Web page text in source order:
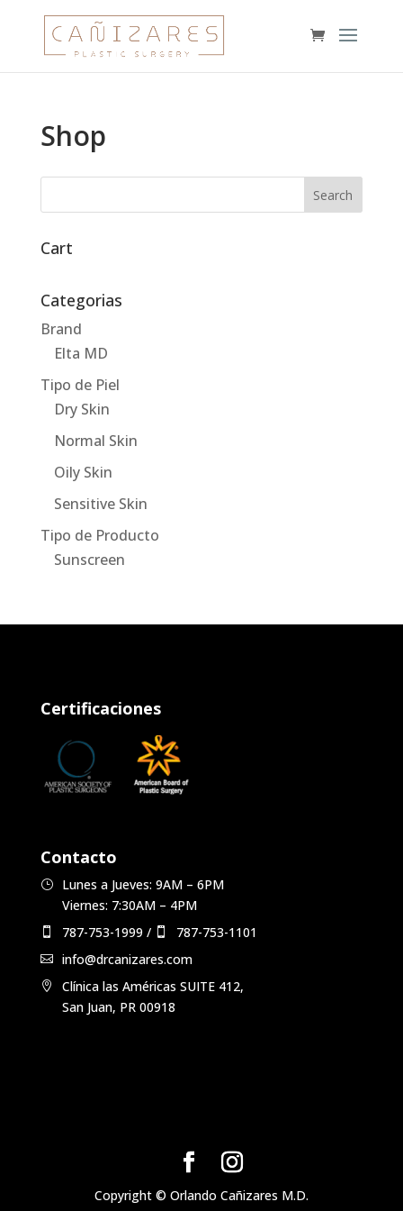
Shop
Cart
Categorias
Brand
Elta MD
Tipo de Piel
Dry Skin
Normal Skin
Oily Skin
Sensitive Skin
Tipo de Producto
Sunscreen
Certificaciones
Contacto
Lunes a Jueves: 9AM – 6PM
Viernes: 7:30AM – 4PM
787-753-1999 /
787-753-1101
info@drcanizares.com
Clínica las Américas SUITE 412,
San Juan, PR 00918
Copyright © Orlando Cañizares M.D.